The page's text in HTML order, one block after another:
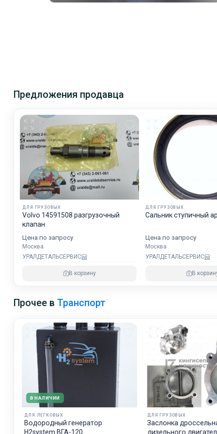
Предложения продавца
ДЛЯ ГРУЗОВЫХ
Volvo 14591508 разгрузочный
клапан
Цена по запросу
Москва
УРАЛДЕТАЛЬСЕРВИС
В корзину
ДЛЯ ГРУЗОВЫХ
Сальник ступичный
Цена по запросу
Москва
УРАЛДЕТАЛЬСЕРВИС
В
Прочее вТранспорт
В НАЛИЧИИ
ДЛЯ ЛЕГКОВЫХ
Водородный генератор
H2system ВГА-120
ДЛЯ ГРУЗОВЫХ
Заслонка
дизельного